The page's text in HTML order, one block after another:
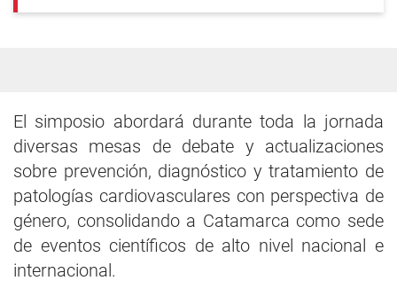
El simposio abordará durante toda la jornada
diversas mesas de debate y actualizaciones
sobre prevención, diagnóstico y tratamiento de
patologías cardiovasculares con perspectiva de
género, consolidando a Catamarca como sede
de eventos científicos de alto nivel nacional e
internacional.